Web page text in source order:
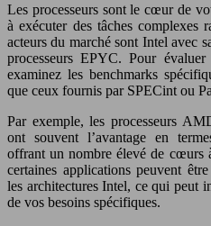
Les processeurs sont le cœur de
à exécuter des tâches complexes
acteurs du marché sont Intel avec
processeurs EPYC. Pour évaluer
examinez les benchmarks
que ceux fournis par SPECint ou
Par exemple, les processeurs
ont souvent l’avantage en
offrant un nombre élevé de cœurs
certaines applications peuvent
les architectures Intel, ce qui peut
de vos besoins spécifiques.